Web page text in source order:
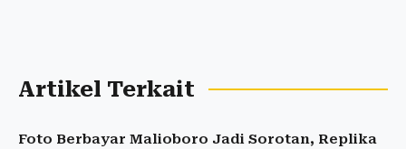
Artikel Terkait
Foto Berbayar Malioboro Jadi Sorotan, Replika